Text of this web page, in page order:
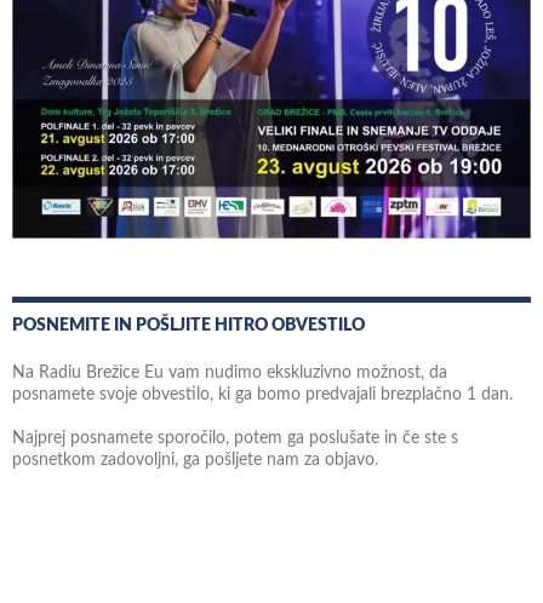
POSNEMITE IN POŠLJITE HITRO OBVESTILO
Na Radiu Brežice Eu vam nudimo ekskluzivno možnost, da
posnamete svoje obvestilo, ki ga bomo predvajali brezplačno 1 dan.
Najprej posnamete sporočilo, potem ga poslušate in če ste s
posnetkom zadovoljni, ga pošljete nam za objavo.